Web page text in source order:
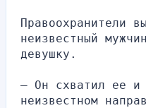
Правоохранители
неизвестный
девушку.
— Он схватил ее и
неизвестном